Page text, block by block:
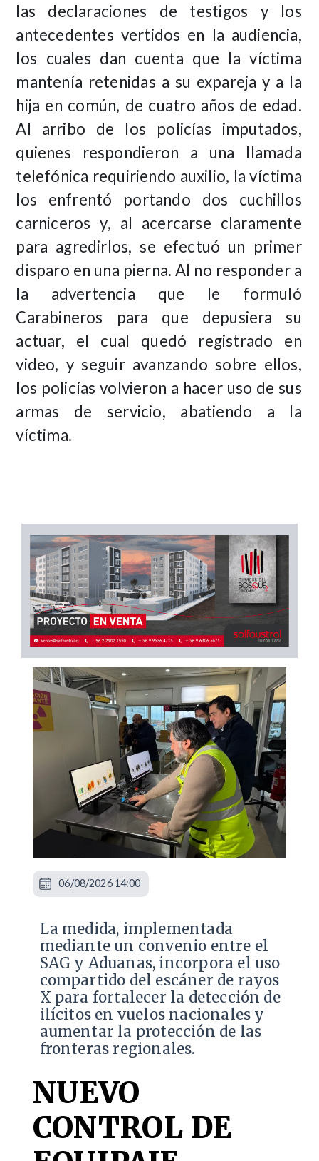
las declaraciones de testigos y los
antecedentes vertidos en la audiencia,
los cuales dan cuenta que la víctima
mantenía retenidas a su expareja y a la
hija en común, de cuatro años de edad.
Al arribo de los policías imputados,
quienes respondieron a una llamada
telefónica requiriendo auxilio, la víctima
los enfrentó portando dos cuchillos
carniceros y, al acercarse claramente
para agredirlos, se efectuó un primer
disparo en una pierna. Al no responder a
la advertencia que le formuló
Carabineros para que depusiera su
actuar, el cual quedó registrado en
video, y seguir avanzando sobre ellos,
los policías volvieron a hacer uso de sus
armas de servicio, abatiendo a la
víctima.
La medida, implementada
mediante un convenio entre el
SAG y Aduanas, incorpora el uso
compartido del escáner de rayos
X para fortalecer la detección de
ilícitos en vuelos nacionales y
aumentar la protección de las
fronteras regionales.
NUEVO
CONTROL DE
06/08/2026 14:00